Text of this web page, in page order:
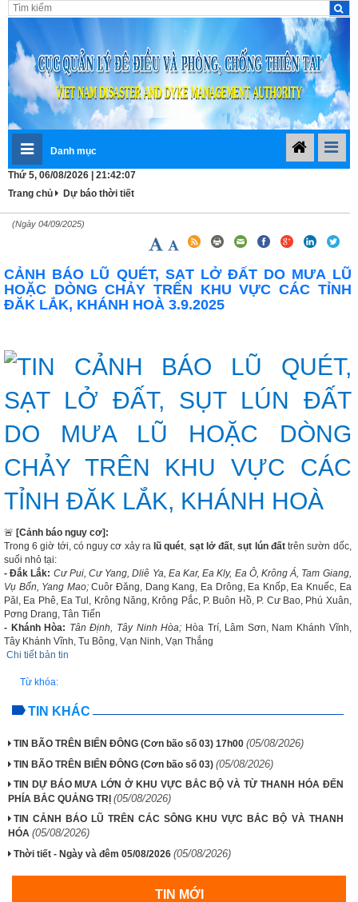
Danh mục
Thứ 5, 06/08/2026 | 21:42:07
Trang chủ
Dự báo thời tiết
(Ngày 04/09/2025)
CẢNH BÁO LŨ QUÉT, SẠT LỞ ĐẤT DO MƯA LŨ
HOẶC DÒNG CHẢY TRÊN KHU VỰC CÁC TỈNH
ĐĂK LẮK, KHÁNH HOÀ 3.9.2025
🚨 [Cảnh báo nguy cơ]:
Trong 6 giờ tới, có nguy cơ xảy ra lũ quét, sạt lở đất,sụt lún đấttrên sườn dốc,
suối nhỏ tại:
- Đắk Lắk: Cư Pui, Cư Yang, Dliê Ya, Ea Kar, Ea Kly, Ea Ô, Krông Á, Tam Giang,
Vụ Bổn, Yang Mao;Cuôr Đăng, Dang Kang, Ea Drông, Ea Knốp, Ea Knuếc, Ea
Păl, Ea Phê, Ea Tul, Krông Năng, Krông Pắc, P. Buôn Hồ, P. Cư Bao, Phú Xuân,
Pơng Drang, Tân Tiến
- Khánh Hòa: Tân Định, Tây Ninh Hòa; Hòa Trí, Lâm Sơn, Nam Khánh Vĩnh,
Tây Khánh Vĩnh, Tu Bông, Vạn Ninh, Vạn Thắng
Chi tiết bản tin
Từ khóa:
TIN KHÁC
TIN BÃO TRÊN BIỂN ĐÔNG (Cơn bão số 03) 17h00 (05/08/2026)
TIN BÃO TRÊN BIỂN ĐÔNG (Cơn bão số 03) (05/08/2026)
TIN DỰ BÁO MƯA LỚN Ở KHU VỰC BẮC BỘ VÀ TỪ THANH HÓA ĐẾN
PHÍA BẮC QUẢNG TRỊ (05/08/2026)
TIN CẢNH BÁO LŨ TRÊN CÁC SÔNG KHU VỰC BẮC BỘ VÀ THANH
HÓA (05/08/2026)
Thời tiết - Ngày và đêm 05/08/2026 (05/08/2026)
TIN MỚI